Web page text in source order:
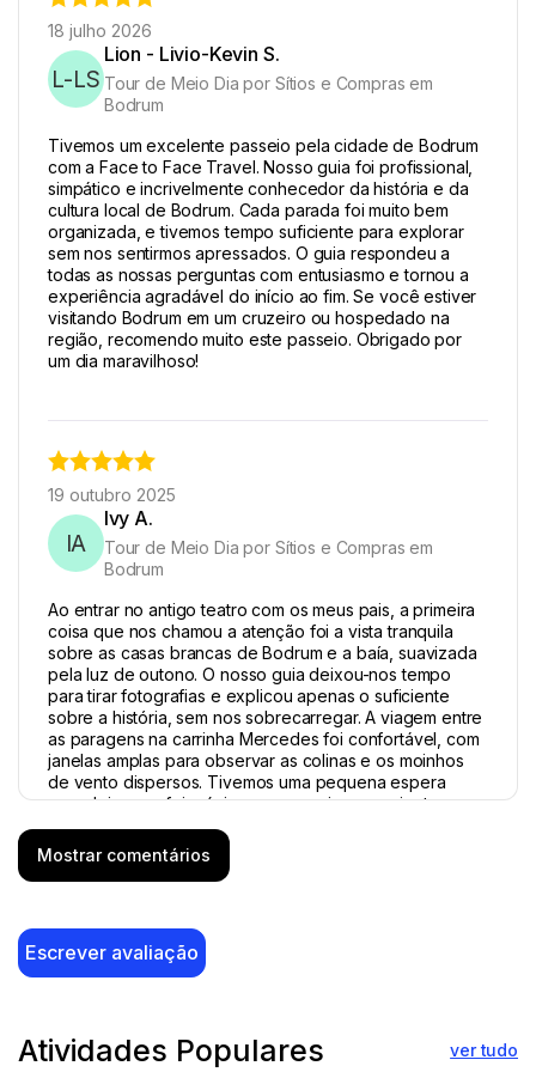
18 julho 2026
L-LS
Lion - Livio-Kevin S.
Tour de Meio Dia por Sítios e Compras em
Bodrum
Tivemos um excelente passeio pela cidade de Bodrum
com a Face to Face Travel. Nosso guia foi profissional,
simpático e incrivelmente conhecedor da história e da
cultura local de Bodrum. Cada parada foi muito bem
organizada, e tivemos tempo suficiente para explorar
sem nos sentirmos apressados. O guia respondeu a
todas as nossas perguntas com entusiasmo e tornou a
experiência agradável do início ao fim. Se você estiver
visitando Bodrum em um cruzeiro ou hospedado na
região, recomendo muito este passeio. Obrigado por
um dia maravilhoso!
19 outubro 2025
IA
Ivy A.
Tour de Meio Dia por Sítios e Compras em
Bodrum
Ao entrar no antigo teatro com os meus pais, a primeira
coisa que nos chamou a atenção foi a vista tranquila
sobre as casas brancas de Bodrum e a baía, suavizada
pela luz de outono. O nosso guia deixou-nos tempo
para tirar fotografias e explicou apenas o suficiente
sobre a história, sem nos sobrecarregar. A viagem entre
as paragens na carrinha Mercedes foi confortável, com
janelas amplas para observar as colinas e os moinhos
de vento dispersos. Tivemos uma pequena espera
numa loja, que foi o único pequeno inconveniente, mas,
no geral, a paisagem e o ritmo relaxado fizeram com
que a excursão curta parecesse muito completa.
14 março 2026
Bodrum
Mostrar comentários
Escrever avaliação
Atividades Populares ver tudo